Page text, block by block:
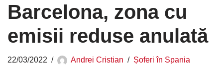
Barcelona, zona cu
emisii reduse anulată
22/03/2022 Andrei Cristian Șoferi în Spania